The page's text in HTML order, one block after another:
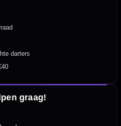
darters
graag!